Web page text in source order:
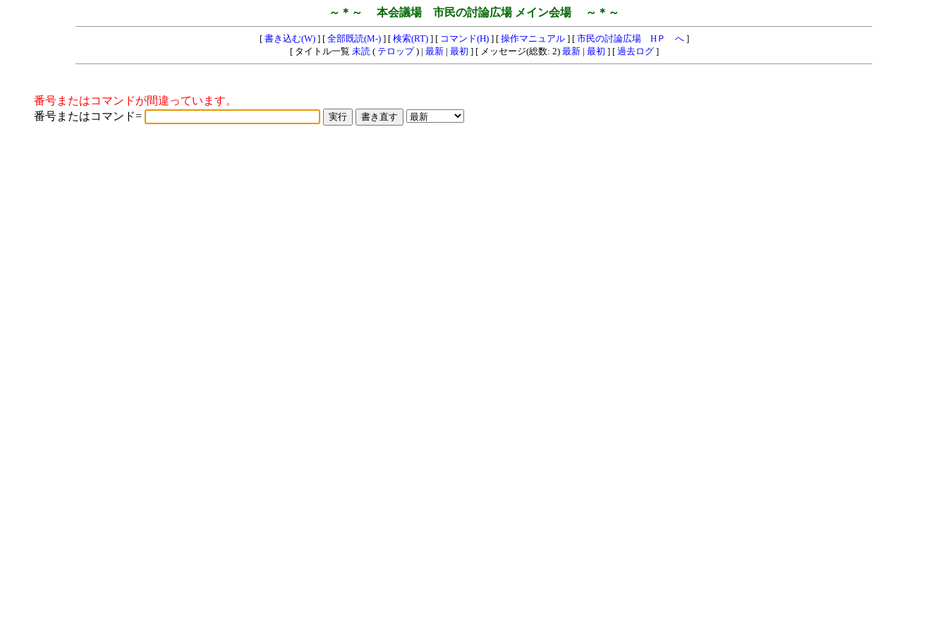
～＊～ 本会議場 市民の討論広場 メイン会場 ～＊～
[ 書き込む(W)] [ 全部既読(M-)] [ 検索(RT)] [ コマンド(H)] [ 操作マニュアル] [ 市民の討論広場 HＰ へ]
[ タイトル一覧 未読( テロップ) | 最新| 最初 ] [ メッセージ(総数: 2) 最新| 最初 ] [ 過去ログ]
番号またはコマンドが間違っています。
番号またはコマンド=